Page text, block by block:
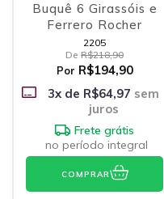
Buquê 6 Girassóis e
Ferrero Rocher
2205
De R$218,90
Por R$194,90
3x de R$64,97 sem
juros
Frete grátis
no período integral
COMPRAR